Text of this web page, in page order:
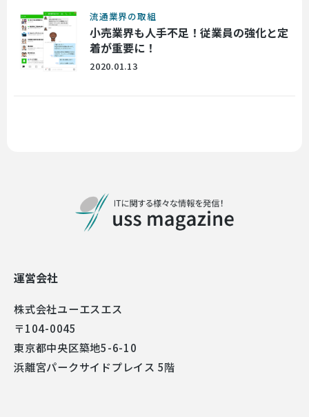
流通業界の取組
小売業界も人手不足！従業員の強化と定
着が重要に！
2020.01.13
運営会社
株式会社ユーエスエス
〒104-0045
東京都中央区築地5-6-10
浜離宮パークサイドプレイス 5階